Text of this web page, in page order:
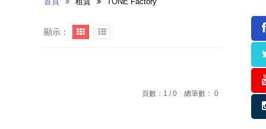
顯示：
頁數：1 / 0 總筆數： 0